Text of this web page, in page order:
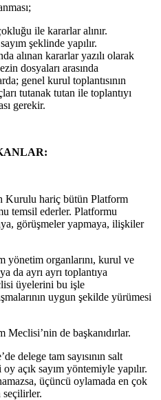
ile kararlar alınır.
şeklinde yapılır.
alınan kararlar yazılı olarak
dosyaları arasında
genel kurul toplantısının
tutanak tutan ile toplantıyı
gerekir.
Kurulu hariç bütün Platform
temsil ederler. Platformu
görüşmeler yapmaya, ilişkiler
yönetim organlarını, kurul ve
da ayrı ayrı toplantıya
üyelerini bu işle
uygun şekilde yürümesi
de başkanıdırlar.
delege tam sayısının salt
açık sayım yöntemiyle yapılır.
üçüncü oylamada en çok
seçilirler.